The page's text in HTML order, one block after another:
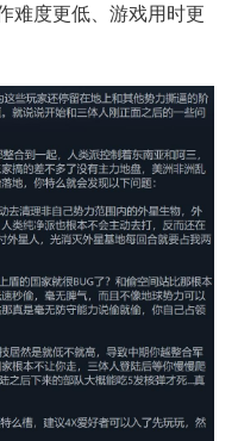
难度更低、游戏用时更